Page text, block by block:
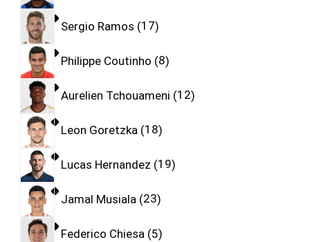
Sergio Ramos 17
Philippe Coutinho 8
Aurelien Tchouameni 12
Leon Goretzka 18
Lucas Hernandez 19
Jamal Musiala 23
Federico Chiesa 5